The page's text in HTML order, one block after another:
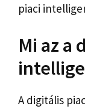
piaci
Mi az a
A digitális